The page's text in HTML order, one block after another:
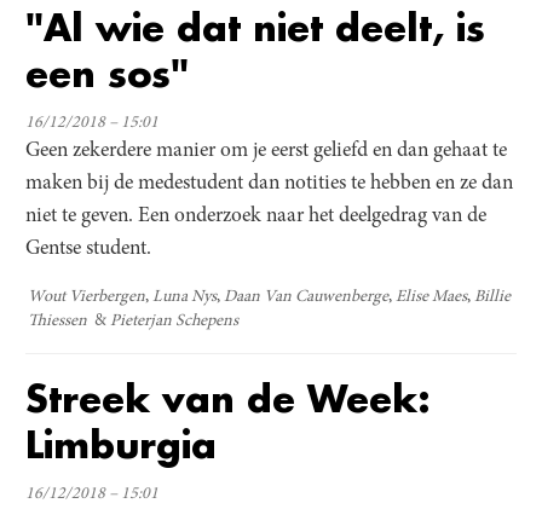
"Al wie dat niet deelt, is
een sos"
16/12/2018 – 15:01
Geen zekerdere manier om je eerst geliefd en dan gehaat te
maken bij de medestudent dan notities te hebben en ze dan
niet te geven. Een onderzoek naar het deelgedrag van de
Gentse student.
Wout Vierbergen Luna Nys Daan Van Cauwenberge Elise Maes Billie
Thiessen
Pieterjan Schepens
Streek van de Week:
Limburgia
16/12/2018 – 15:01